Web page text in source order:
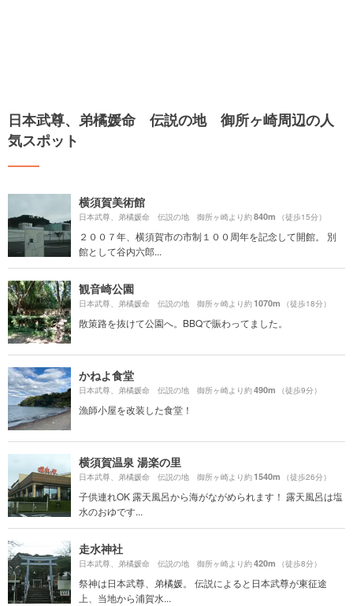
日本武尊、弟橘媛命 伝説の地 御所ヶ崎周辺の人
気スポット
横須賀美術館
日本武尊、弟橘媛命 伝説の地 御所ヶ崎より約840m （徒歩15分）
２００７年、横須賀市の市制１００周年を記念して開館。 別
館として谷内六郎...
観音崎公園
日本武尊、弟橘媛命 伝説の地 御所ヶ崎より約1070m （徒歩18分）
散策路を抜けて公園へ。BBQで賑わってました。
かねよ食堂
日本武尊、弟橘媛命 伝説の地 御所ヶ崎より約490m （徒歩9分）
漁師小屋を改装した食堂！
横須賀温泉 湯楽の里
日本武尊、弟橘媛命 伝説の地 御所ヶ崎より約1540m （徒歩26分）
子供連れOK 露天風呂から海がながめられます！ 露天風呂は塩
水のおゆです...
走水神社
日本武尊、弟橘媛命 伝説の地 御所ヶ崎より約420m （徒歩8分）
祭神は日本武尊、弟橘媛。 伝説によると日本武尊が東征途
上、当地から浦賀水...